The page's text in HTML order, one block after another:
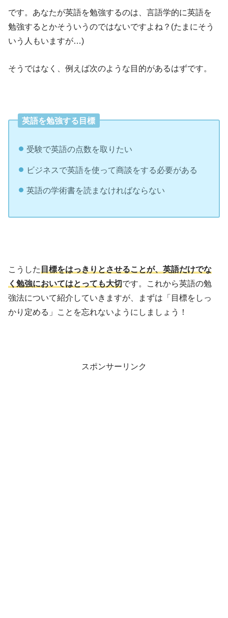
です。あなたが英語を勉強するのは、言語学的に英語を
勉強するとかそういうのではないですよね？(たまにそう
いう人もいますが…)
そうではなく、例えば次のような目的があるはずです。
英語を勉強する目標
受験で英語の点数を取りたい
ビジネスで英語を使って商談をする必要がある
英語の学術書を読まなければならない
こうした 目標をはっきりとさせることが、英語だけでな
く勉強においてはとっても大切です。これから英語の勉
強法について紹介していきますが、まずは「目標をしっ
かり定める」ことを忘れないようにしましょう！
スポンサーリンク